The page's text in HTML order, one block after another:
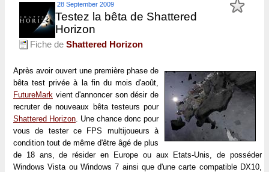
28 September 2009
Testez la bêta de Shattered
Horizon
Fiche de Shattered Horizon
Après avoir ouvert une première phase de
bêta test privée à la fin du mois d'août,
FutureMark vient d'annoncer son désir de
recruter de nouveaux bêta testeurs pour
Shattered Horizon. Une chance donc pour
vous de tester ce FPS multijoueurs à
condition tout de même d'être âgé de plus
de 18 ans, de résider en Europe ou aux Etats-Unis, de posséder
Windows Vista ou Windows 7 ainsi que d'une carte compatible DX10,